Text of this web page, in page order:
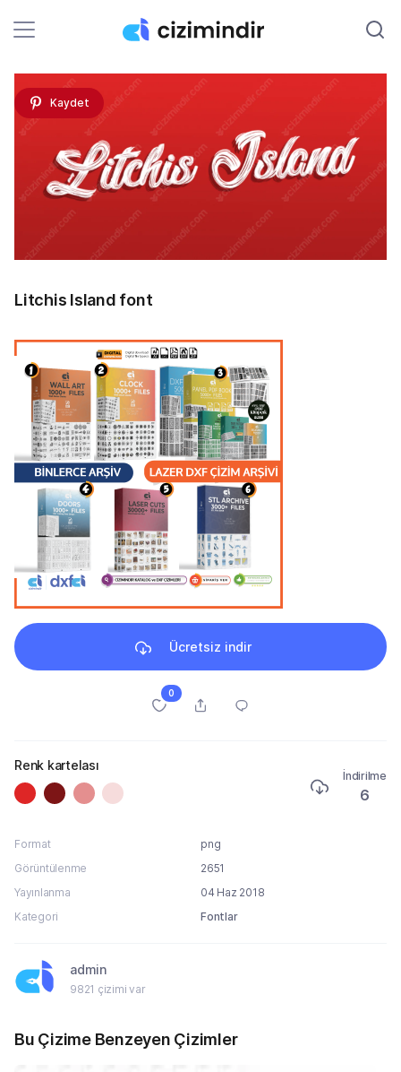
Kaydet
Litchis Island font
Ücretsiz indir
0
Renk kartelası
İndirilme
6
Format
png
Görüntülenme
2651
Yayınlanma
04 Haz 2018
Kategori
Fontlar
admin
9821 çizimi var
Bu Çizime Benzeyen Çizimler